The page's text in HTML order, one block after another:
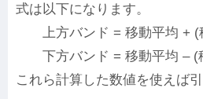
式は以下になります。
上方バンド = 移動平均 + (
下方バンド = 移動平均 – (
これら計算した数値を使えば引